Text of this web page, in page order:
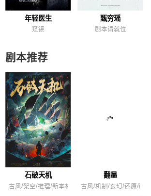
年轻医生
窥镜
甄穷瑶
剧本请就位
剧本推荐
石破天机
古风/架空/推理/新本格/新手/进阶
翻墨
古风/机制/玄幻/还原/新